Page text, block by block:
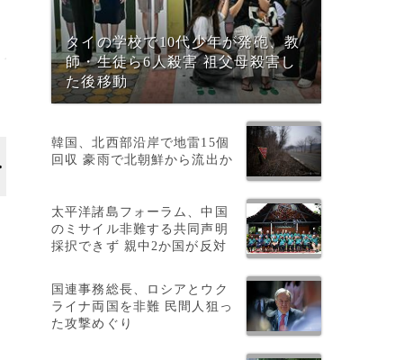
タイの学校で10代少年が発砲、教
師・生徒ら6人殺害 祖父母殺害し
た後移動
韓国、北西部沿岸で地雷15個
回収 豪雨で北朝鮮から流出か
太平洋諸島フォーラム、中国
のミサイル非難する共同声明
採択できず 親中2か国が反対
国連事務総長、ロシアとウク
ライナ両国を非難 民間人狙っ
た攻撃めぐり